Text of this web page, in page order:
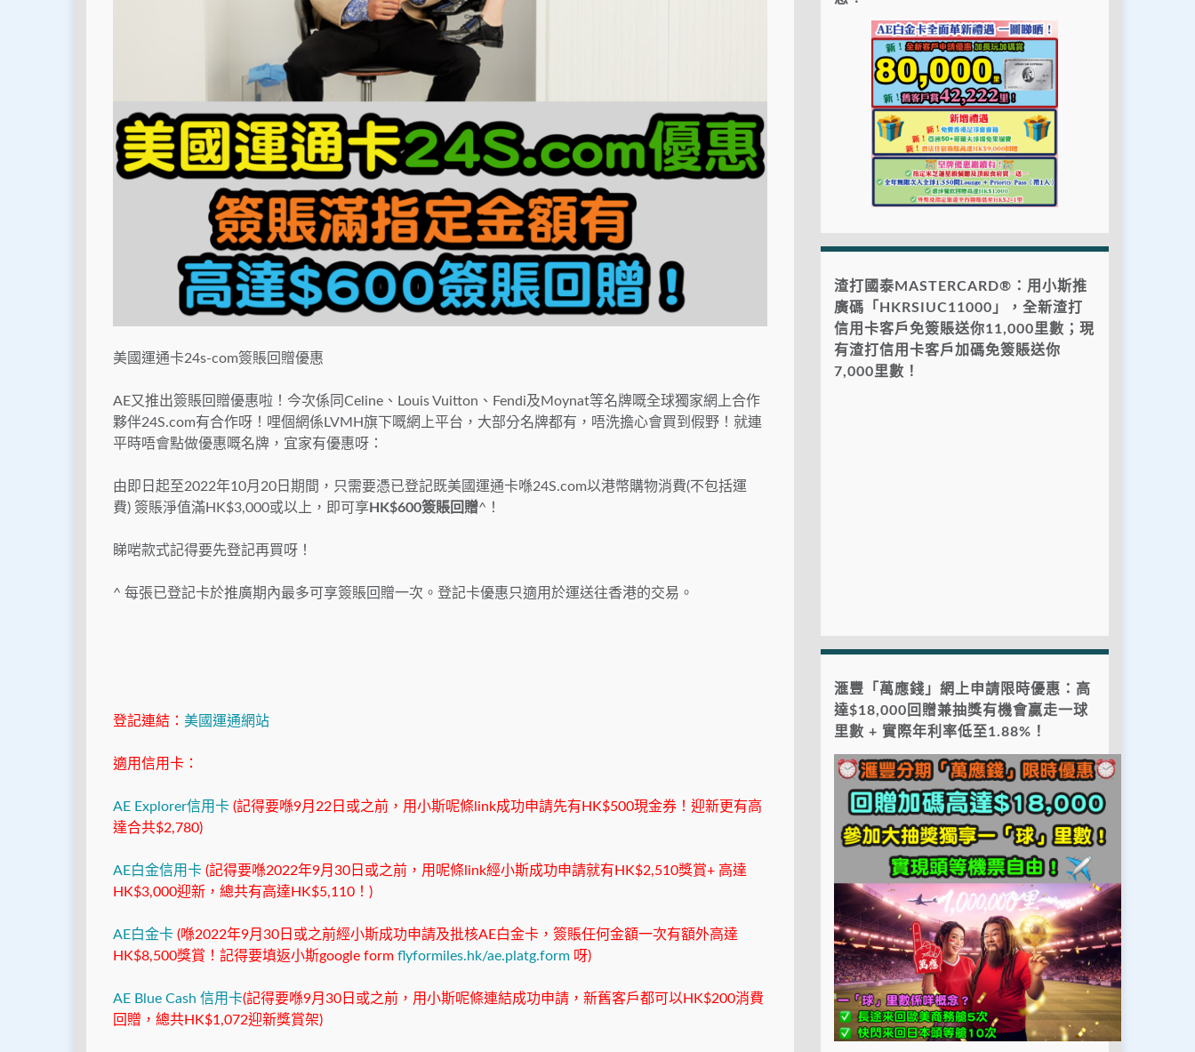
美國運通卡24s-com簽賬回贈優惠
AE又推出簽賬回贈優惠啦！今次係同Celine、Louis Vuitton、Fendi及Moynat等名牌嘅全球獨家網上合作
夥伴24S.com有合作呀！哩個網係LVMH旗下嘅網上平台，大部分名牌都有，唔洗擔心會買到假野！就連
平時唔會點做優惠嘅名牌，宜家有優惠呀：
由即日起至2022年10月20日期間，只需要憑已登記既美國運通卡喺24S.com以港幣購物消費(不包括運
費) 簽賬淨值滿HK$3,000或以上，即可享HK$600簽賬回贈^！
睇啱款式記得要先登記再買呀！
^ 每張已登記卡於推廣期內最多可享簽賬回贈一次。 登記卡優惠只適用於運送往香港的交易。
登記連結： 美國運通網站
適用信用卡：
AE Explorer信用卡 (記得要喺9月22日或之前，用小斯呢條link成功申請先有HK$500現金券！迎新更有高
達合共$2,780)
AE白金信用卡 (記得要喺2022年9月30日或之前，用呢條link經小斯成功申請就有HK$2,510獎賞+ 高達
HK$3,000迎新，總共有高達HK$5,110！)
AE白金卡 (喺2022年9月30日或之前經小斯成功申請及批核AE白金卡，簽賬任何金額一次有額外高達
HK$8,500獎賞！記得要填返小斯google form flyformiles.hk/ae.platg.form 呀)
AE Blue Cash 信用卡(記得要喺9月30日或之前，用小斯呢條連結成功申請，新舊客戶都可以HK$200消費
回贈，總共HK$1,072迎新獎賞架)
渣打國泰MASTERCARD®：用小斯推
廣碼「HKRSIUC11000」，全新渣打
信用卡客戶免簽賬送你11,000里數；現
有渣打信用卡客戶加碼免簽賬送你
7,000里數！
滙豐「萬應錢」網上申請限時優惠：高
達$18,000回贈兼抽獎有機會贏走一球
里數 + 實際年利率低至1.88%！